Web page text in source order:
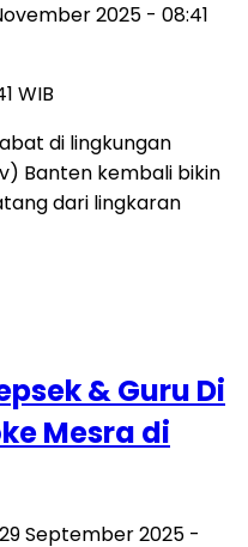
2025 - 08:41
WIB
di lingkungan
Banten kembali bikin
dari lingkaran
& Guru Di
Mesra di
September 2025 -